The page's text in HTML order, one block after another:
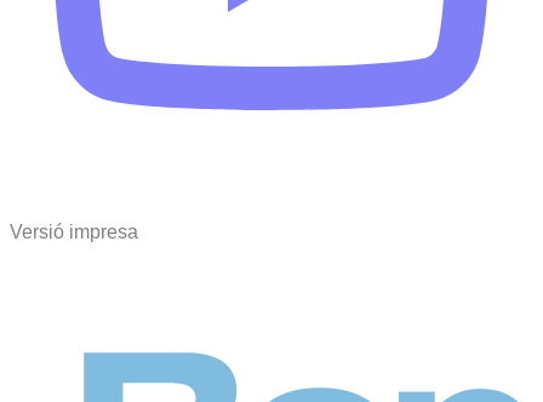
Versió impresa